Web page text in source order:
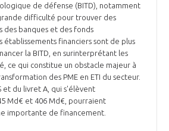
de défense (BITD), notamment
difficulté pour trouver des
des banques et des fonds
établissements financiers sont de plus
la BITD, en surinterprétant les
ce qui constitue un obstacle majeur à
des PME en ETI du secteur.
et du livret A, qui s'élèvent
Md€ et 406 Md€, pourraient
importante de financement.